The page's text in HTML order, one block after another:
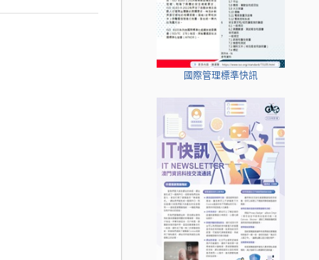
國際管理標準快訊